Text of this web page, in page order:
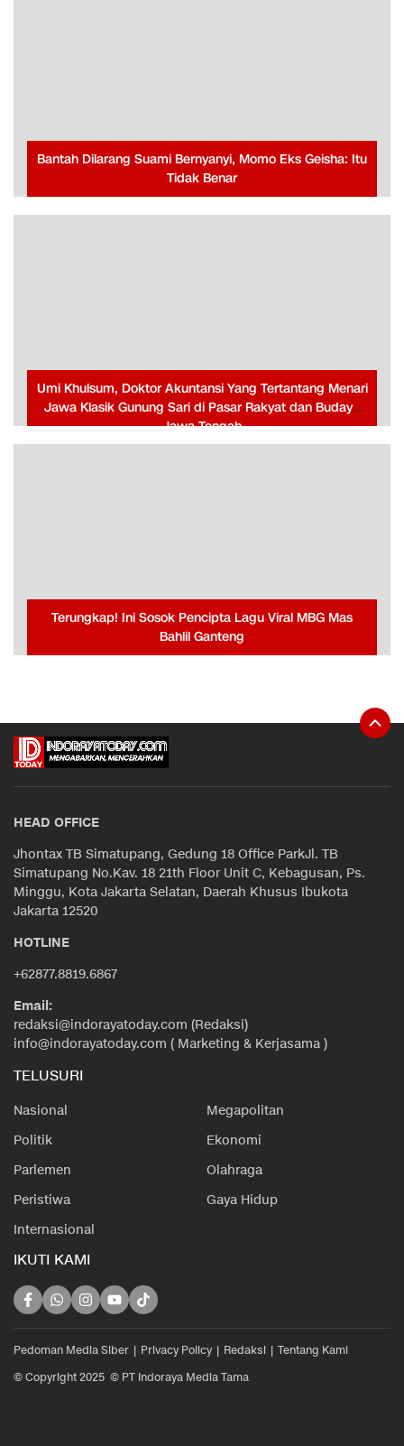
Bantah Dilarang Suami Bernyanyi, Momo Eks Geisha: Itu
Tidak Benar
Umi Khulsum, Doktor Akuntansi Yang Tertantang Menari
Jawa Klasik Gunung Sari di Pasar Rakyat dan Budaya
Jawa Tengah
Terungkap! Ini Sosok Pencipta Lagu Viral MBG Mas
Bahlil Ganteng
HEAD OFFICE
Jhontax TB Simatupang, Gedung 18 Office ParkJl. TB
Simatupang No.Kav. 18 21th Floor Unit C, Kebagusan, Ps.
Minggu, Kota Jakarta Selatan, Daerah Khusus Ibukota
Jakarta 12520
HOTLINE
+62877.8819.6867
Email:
redaksi@indorayatoday.com (Redaksi)
info@indorayatoday.com ( Marketing & Kerjasama )
TELUSURI
Nasional
Megapolitan
Politik
Ekonomi
Parlemen
Olahraga
Peristiwa
Gaya Hidup
Internasional
IKUTI KAMI
Pedoman Media Siber Privacy Policy Redaksi
Tentang Kami
© Copyright 2025 © PT Indoraya Media Tama